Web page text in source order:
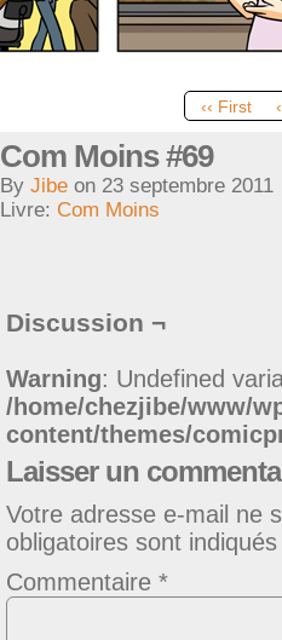
‹‹ First
Com Moins #69
By Jibe on 23 septembre 2011
Livre: Com Moins
Discussion ¬
Warning: Undefined
/home/chezjibe/www/
content/themes/
Laisser un
Votre adresse e-mail ne
obligatoires sont
Commentaire *